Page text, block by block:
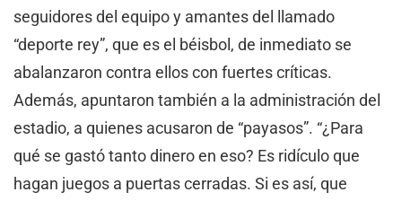
seguidores del equipo y amantes del llamado
“deporte rey”, que es el béisbol, de inmediato se
abalanzaron contra ellos con fuertes críticas.
Además, apuntaron también a la administración del
estadio, a quienes acusaron de “payasos”. “¿Para
qué se gastó tanto dinero en eso? Es ridículo que
hagan juegos a puertas cerradas. Si es así, que